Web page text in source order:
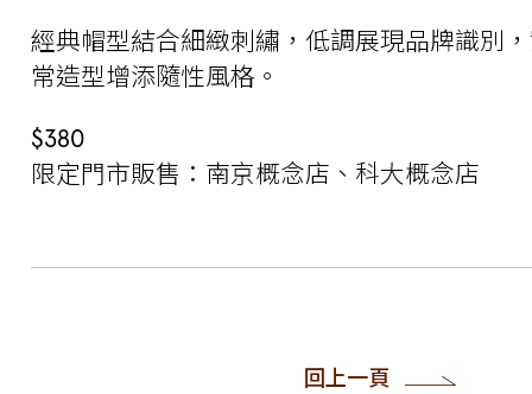
經典帽型結合細緻刺繡，低調展現品牌識別
常造型增添隨性風格。
$380
限定門市販售：南京概念店、科大概念店
回上一頁